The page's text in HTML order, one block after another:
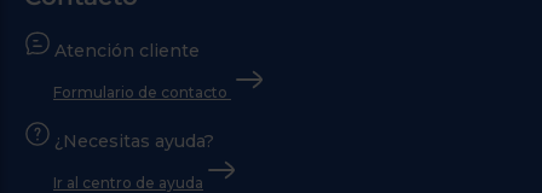
Atención cliente
Formulario de contacto
¿Necesitas ayuda?
Ir al centro de ayuda